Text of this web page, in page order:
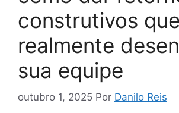
construtivos que
realmente
sua equipe
outubro 1, 2025 Por Danilo Reis